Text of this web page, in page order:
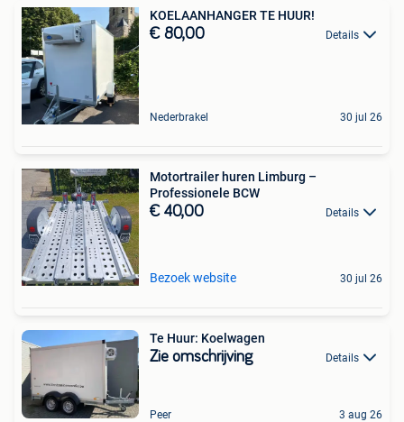
KOELAANHANGER TE HUUR! ️
€ 80,00 Details
Nederbrakel 30 jul 26
Motortrailer huren Limburg –
Professionele BCW
€ 40,00 Details
Bezoek website 30 jul 26
Te Huur: Koelwagen
Zie omschrijving Details
Peer 3 aug 26